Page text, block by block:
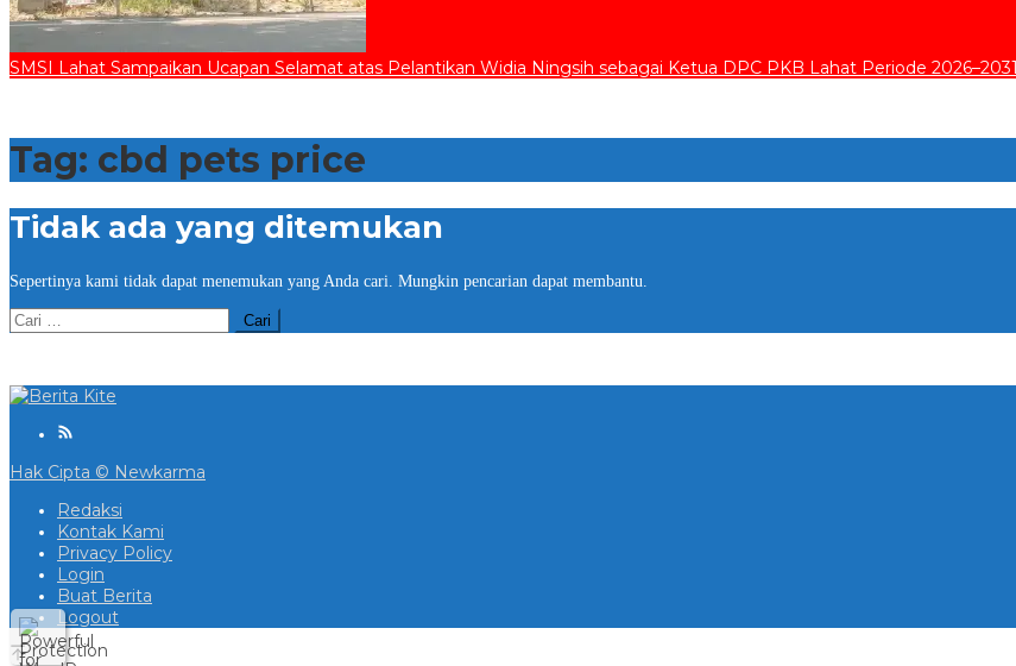
SMSI Lahat Sampaikan Ucapan Selamat atas Pelantikan Widia Ningsih sebagai Ketua DPC PKB Lahat Periode 2026–2031
Tag: cbd pets price
Tidak ada yang ditemukan
Sepertinya kami tidak dapat menemukan yang Anda cari. Mungkin pencarian dapat membantu.
Cari
untuk:
Hak Cipta © Newkarma
Redaksi
Kontak Kami
Privacy Policy
Login
Buat Berita
Logout